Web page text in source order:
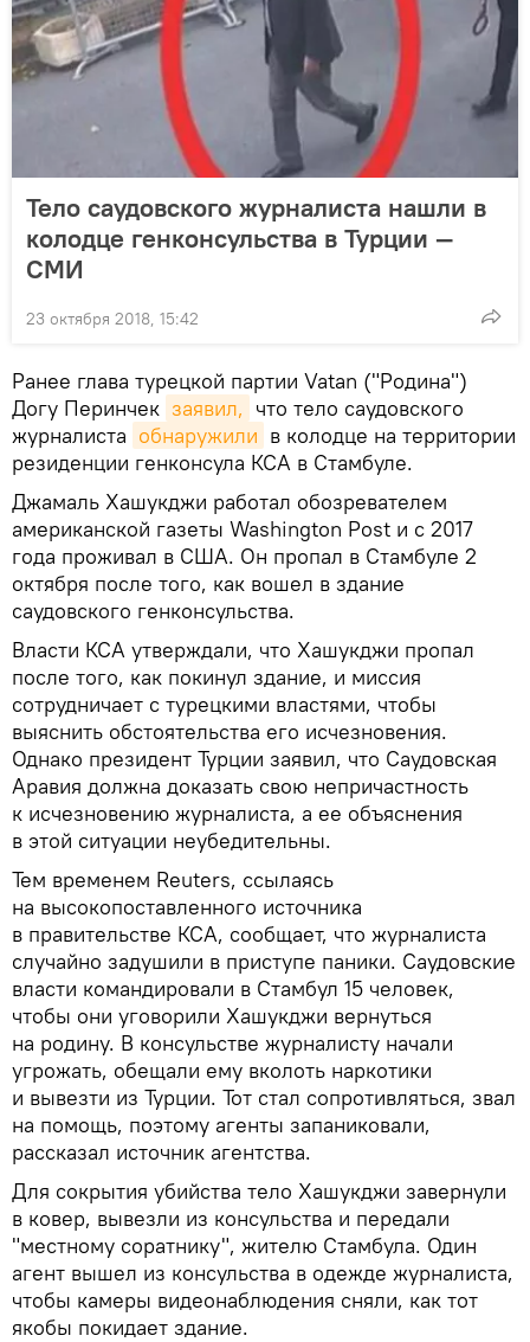
Тело саудовского журналиста нашли в
колодце генконсульства в Турции —
СМИ
23 октября 2018, 15:42
Ранее глава турецкой партии Vatan ("Родина")
Догу Перинчек заявил, что тело саудовского
журналиста обнаружили в колодце на территории
резиденции генконсула КСА в Стамбуле.
Джамаль Хашукджи работал обозревателем
американской газеты Washington Post и с 2017
года проживал в США. Он пропал в Стамбуле 2
октября после того, как вошел в здание
саудовского генконсульства.
Власти КСА утверждали, что Хашукджи пропал
после того, как покинул здание, и миссия
сотрудничает с турецкими властями, чтобы
выяснить обстоятельства его исчезновения.
Однако президент Турции заявил, что Саудовская
Аравия должна доказать свою непричастность
к исчезновению журналиста, а ее объяснения
в этой ситуации неубедительны.
Тем временем Reuters, ссылаясь
на высокопоставленного источника
в правительстве КСА, сообщает, что журналиста
случайно задушили в приступе паники. Саудовские
власти командировали в Стамбул 15 человек,
чтобы они уговорили Хашукджи вернуться
на родину. В консульстве журналисту начали
угрожать, обещали ему вколоть наркотики
и вывезти из Турции. Тот стал сопротивляться, звал
на помощь, поэтому агенты запаниковали,
рассказал источник агентства.
Для сокрытия убийства тело Хашукджи завернули
в ковер, вывезли из консульства и передали
"местному соратнику", жителю Стамбула. Один
агент вышел из консульства в одежде журналиста,
чтобы камеры видеонаблюдения сняли, как тот
якобы покидает здание.